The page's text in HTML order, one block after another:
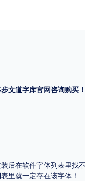
文道字库官网咨询购买
后在软件字体列表里
里就一定存在该字体！